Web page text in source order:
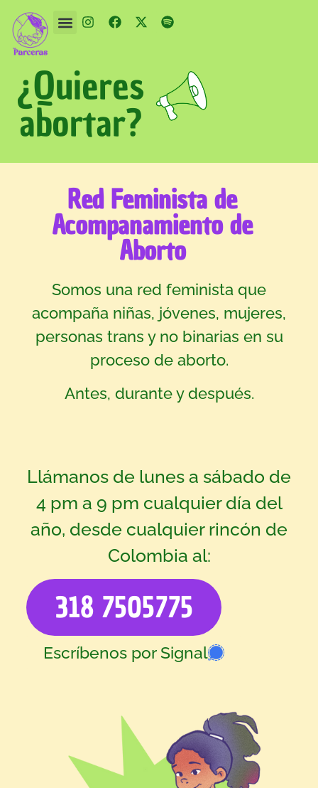
¿Quieres
abortar?
Red Feminista de
Acompanamiento de
Aborto
Somos una red feminista que
acompaña niñas, jóvenes, mujeres,
personas trans y no binarias en su
proceso de aborto.
Antes, durante y después.
Llámanos de lunes a sábado de
4 pm a 9 pm cualquier día del
año, desde cualquier rincón de
Colombia al:
318 7505775
Escríbenos por Signal